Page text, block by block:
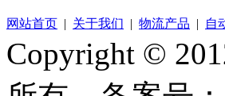
网站首页 | 关于我们 | 物流产品 | 自
Copyright ©